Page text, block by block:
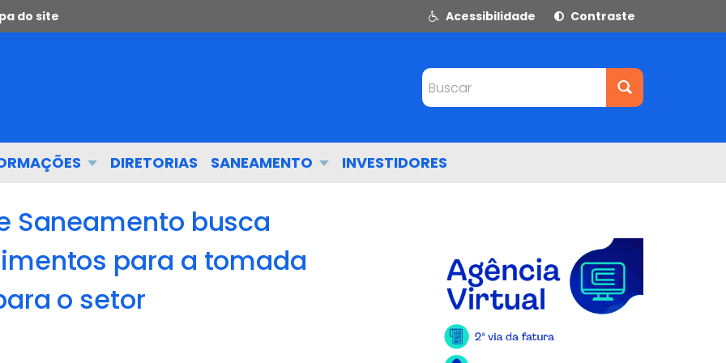
do site Acessibilidade Contraste
Buscar
DIRETORIAS SANEAMENTO INVESTIDORES
Saneamento busca
para a tomada
o setor